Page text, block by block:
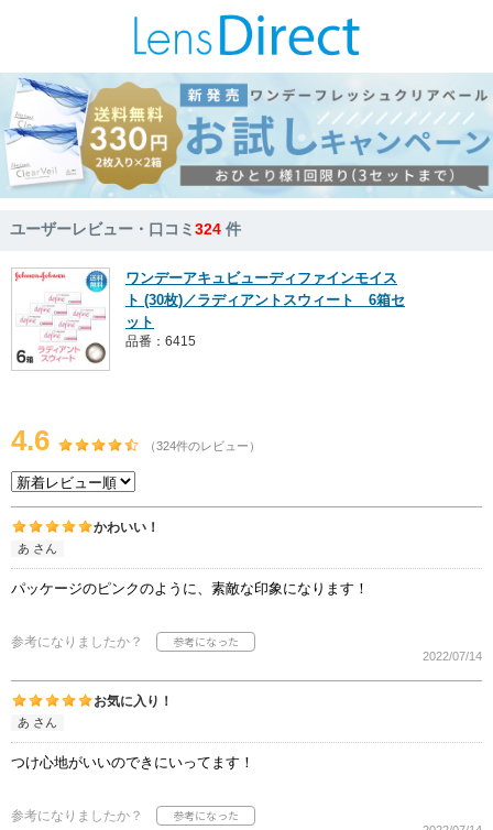
ユーザーレビュー・口コミ324 件
ワンデーアキュビューディファインモイス
ト (30枚)／ラディアントスウィート 6箱セ
ット
品番：6415
4.6 （324件のレビュー）
かわいい！
あ さん
パッケージのピンクのように、素敵な印象になります！
参考になりましたか？
2022/07/14
お気に入り！
あ さん
つけ心地がいいのできにいってます！
参考になりましたか？